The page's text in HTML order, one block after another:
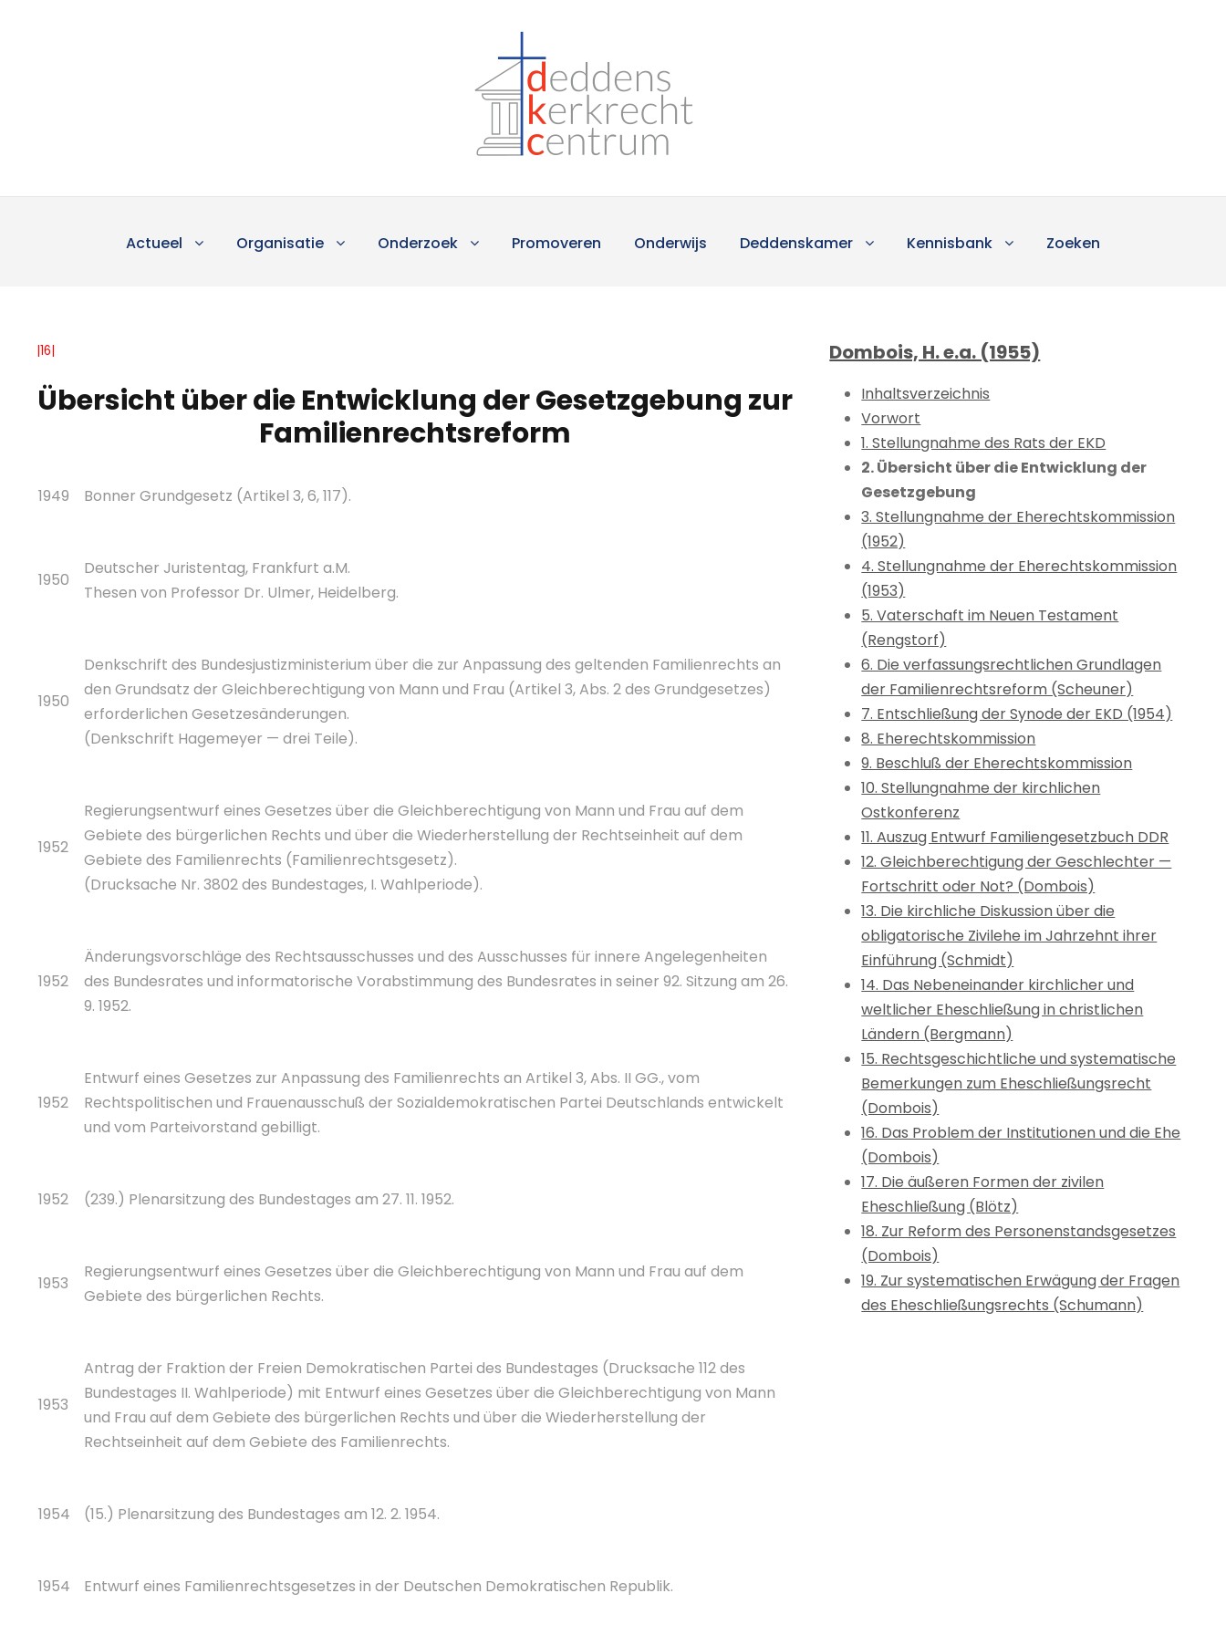
Actueel Organisatie Onderzoek Promoveren Onderwijs Deddenskamer Kennisbank Zoeken
|16|
Übersicht über die Entwicklung der Gesetzgebung zur
Familienrechtsreform
1949 Bonner Grundgesetz (Artikel 3, 6, 117).
1950
Deutscher Juristentag, Frankfurt a.M.
Thesen von Professor Dr. Ulmer, Heidelberg.
1950
Denkschrift des Bundesjustizministerium über die zur Anpassung des geltenden Familienrechts an
den Grundsatz der Gleichberechtigung von Mann und Frau (Artikel 3, Abs. 2 des Grundgesetzes)
erforderlichen Gesetzesänderungen.
(Denkschrift Hagemeyer — drei Teile).
1952
Regierungsentwurf eines Gesetzes über die Gleichberechtigung von Mann und Frau auf dem
Gebiete des bürgerlichen Rechts und über die Wiederherstellung der Rechtseinheit auf dem
Gebiete des Familienrechts (Familienrechtsgesetz).
(Drucksache Nr. 3802 des Bundestages, I. Wahlperiode).
1952
Änderungsvorschläge des Rechtsausschusses und des Ausschusses für innere Angelegenheiten
des Bundesrates und informatorische Vorabstimmung des Bundesrates in seiner 92. Sitzung am 26.
9. 1952.
1952
Entwurf eines Gesetzes zur Anpassung des Familienrechts an Artikel 3, Abs. II GG., vom
Rechtspolitischen und Frauenausschuß der Sozialdemokratischen Partei Deutschlands entwickelt
und vom Parteivorstand gebilligt.
1952 (239.) Plenarsitzung des Bundestages am 27. 11. 1952.
1953
Regierungsentwurf eines Gesetzes über die Gleichberechtigung von Mann und Frau auf dem
Gebiete des bürgerlichen Rechts.
1953
Antrag der Fraktion der Freien Demokratischen Partei des Bundestages (Drucksache 112 des
Bundestages II. Wahlperiode) mit Entwurf eines Gesetzes über die Gleichberechtigung von Mann
und Frau auf dem Gebiete des bürgerlichen Rechts und über die Wiederherstellung der
Rechtseinheit auf dem Gebiete des Familienrechts.
1954 (15.) Plenarsitzung des Bundestages am 12. 2. 1954.
1954 Entwurf eines Familienrechtsgesetzes in der Deutschen Demokratischen Republik.
Dombois, H. e.a. (1955)
Inhaltsverzeichnis
Vorwort
1. Stellungnahme des Rats der EKD
2. Übersicht über die Entwicklung der
Gesetzgebung
3. Stellungnahme der Eherechtskommission
(1952)
4. Stellungnahme der Eherechtskommission
(1953)
5. Vaterschaft im Neuen Testament
(Rengstorf)
6. Die verfassungsrechtlichen Grundlagen
der Familienrechtsreform (Scheuner)
7. Entschließung der Synode der EKD (1954)
8. Eherechtskommission
9. Beschluß der Eherechtskommission
10. Stellungnahme der kirchlichen
Ostkonferenz
11. Auszug Entwurf Familiengesetzbuch DDR
12. Gleichberechtigung der Geschlechter —
Fortschritt oder Not? (Dombois)
13. Die kirchliche Diskussion über die
obligatorische Zivilehe im Jahrzehnt ihrer
Einführung (Schmidt)
14. Das Nebeneinander kirchlicher und
weltlicher Eheschließung in christlichen
Ländern (Bergmann)
15. Rechtsgeschichtliche und systematische
Bemerkungen zum Eheschließungsrecht
(Dombois)
16. Das Problem der Institutionen und die Ehe
(Dombois)
17. Die äußeren Formen der zivilen
Eheschließung (Blötz)
18. Zur Reform des Personenstandsgesetzes
(Dombois)
19. Zur systematischen Erwägung der Fragen
des Eheschließungsrechts (Schumann)